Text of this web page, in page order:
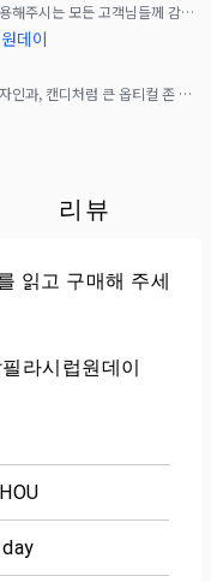
안녕하세요? 렌즈라라입니다.항상 저희 렌즈라라를 이용해주시는 모든 고객님들께 감사드립니다.여러분들의 많은 성원에 힘입어, AssistChouchou브랜드의 슈테라, 팝필라 시리즈
데이
아시스트슈슈 팝필라 원데이 시럽은, 살짝 반짝이는 디자인과, 캔디처럼 큰 옵티컬 존 디자인으로,시럽처럼 달콤하고 강아지처럼 촉촉한 눈동자를 연출하는 일회용 고발색 원데이 컬러 콘택
리뷰
읽고 구매해 주세
라시럽원데이